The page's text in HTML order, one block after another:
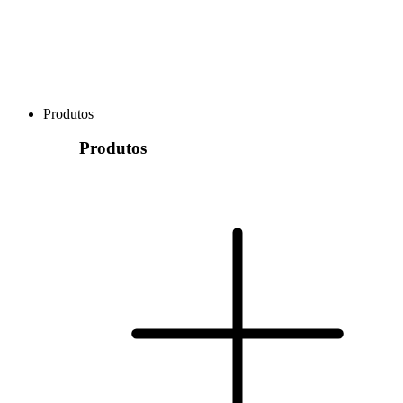
Produtos
Produtos